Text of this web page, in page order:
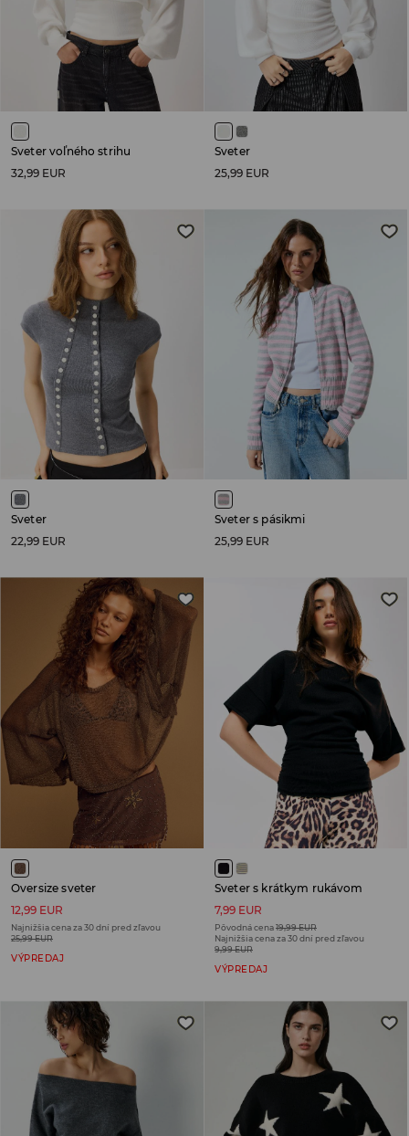
Sveter voľného strihu
32,99 EUR
Sveter
25,99 EUR
Sveter
22,99 EUR
Sveter s pásikmi
25,99 EUR
Oversize sveter
12,99 EUR
Najnižšia cena za 30 dní pred zľavou
25,99 EUR
VÝPREDAJ
Sveter s krátkym rukávom
7,99 EUR
Pôvodná cena19,99 EUR
Najnižšia cena za 30 dní pred zľavou
9,99 EUR
VÝPREDAJ